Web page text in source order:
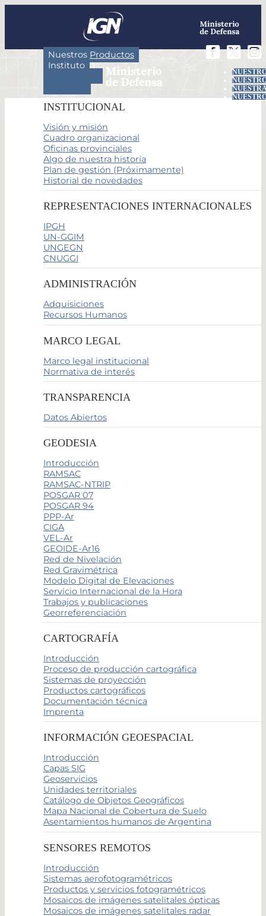
Nuestros Productos
Instituto
INSTITUCIONAL
Visión y misión
Cuadro organizacional
Oficinas provinciales
Algo de nuestra historia
Plan de gestión (Próximamente)
Historial de novedades
REPRESENTACIONES INTERNACIONALES
IPGH
UN-GGIM
UNGEGN
CNUGGI
ADMINISTRACIÓN
Adquisiciones
Recursos Humanos
MARCO LEGAL
Marco legal institucional
Normativa de interés
TRANSPARENCIA
Datos Abiertos
GEODESIA
Introducción
RAMSAC
RAMSAC-NTRIP
POSGAR 07
POSGAR 94
PPP-Ar
CIGA
VEL-Ar
GEOIDE-Ar16
Red de Nivelación
Red Gravimétrica
Modelo Digital de Elevaciones
Servicio Internacional de la Hora
Trabajos y publicaciones
Georreferenciación
CARTOGRAFÍA
Introducción
Proceso de producción cartográfica
Sistemas de proyección
Productos cartográficos
Documentación técnica
Imprenta
INFORMACIÓN GEOESPACIAL
Introducción
Capas SIG
Geoservicios
Unidades territoriales
Catálogo de Objetos Geográficos
Mapa Nacional de Cobertura de Suelo
Asentamientos humanos de Argentina
SENSORES REMOTOS
Introducción
Sistemas aerofotogramétricos
Productos y servicios fotogramétricos
Mosaicos de imágenes satelitales ópticas
Mosaicos de imágenes satelitales radar